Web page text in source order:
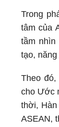
Trong
tâm của
tầm nhìn
tạo,
Theo đó,
cho Ước
thời,
ASEAN,